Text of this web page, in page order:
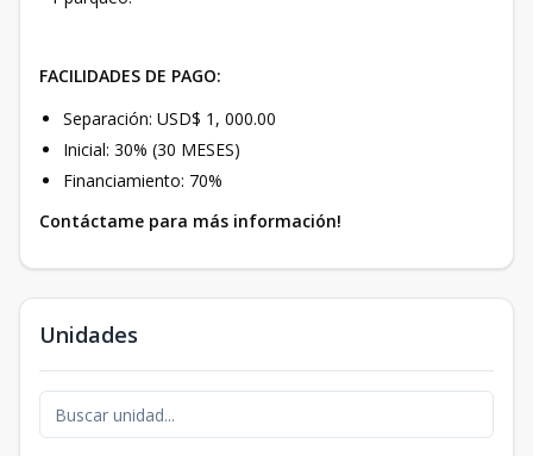
FACILIDADES DE PAGO:
Separación: USD$ 1, 000.00
Inicial: 30% (30 MESES)
Financiamiento: 70%
Contáctame para más información!
Unidades